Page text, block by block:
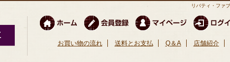
リバティ・ファ
お買い物の流れ 送料とお支払 Q＆A 店舗紹介